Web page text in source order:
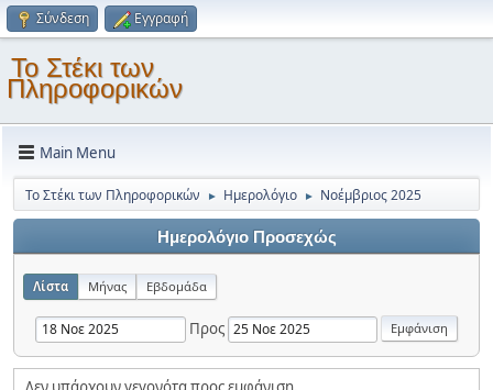
Σύνδεση Εγγραφή
Το Στέκι των
Πληροφορικών
Main Menu
Το Στέκι των Πληροφορικών ► Ημερολόγιο ► Νοέμβριος 2025
Ημερολόγιο Προσεχώς
Λίστα Μήνας Εβδομάδα
Προς